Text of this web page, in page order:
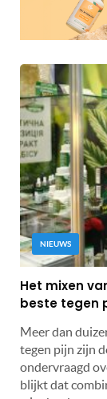
NIEUWS
Het mixen
beste tegen
Meer dan
tegen pijn zijn
ondervraagd
blijkt dat